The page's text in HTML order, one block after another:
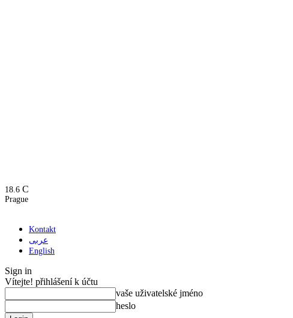
18.6 C
Prague
Kontakt
عربى
English
Sign in
Vítejte! přihlášení k účtu
vaše uživatelské jméno
heslo